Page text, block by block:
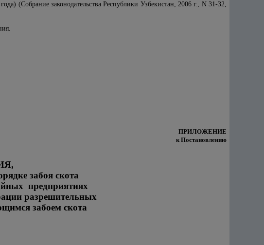
(Собрание законодательства Республики Узбекистан, 2006 г., N 31-32,
ПРИЛОЖЕНИЕ
к Постановлению
забоя скота
предприятиях
разрешительных
забоем скота